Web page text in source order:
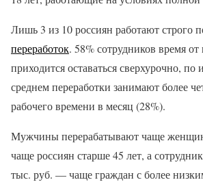
Лишь 3 из 10 россиян работают строго
переработок. 58% сотрудников время
приходится оставаться сверхурочно, по
среднем переработки занимают более
рабочего времени в месяц (28%).
Мужчины перерабатывают чаще
чаще россиян старше 45 лет, а
тыс. руб. — чаще граждан с более